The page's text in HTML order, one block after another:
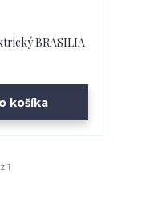
BRASILIA
košíka
z 1